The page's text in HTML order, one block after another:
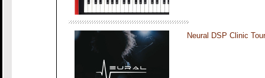
Neural DSP Clinic